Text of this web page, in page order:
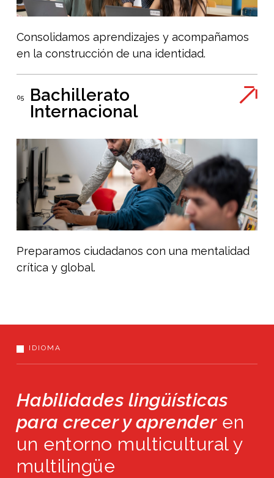
Consolidamos aprendizajes y acompañamos
en la construcción de una identidad.
05
Bachillerato
Internacional
Preparamos ciudadanos con una mentalidad
crítica y global.
IDIOMA
Habilidades lingüísticas
para crecer y aprenderen
un entorno multicultural y
multilingüe